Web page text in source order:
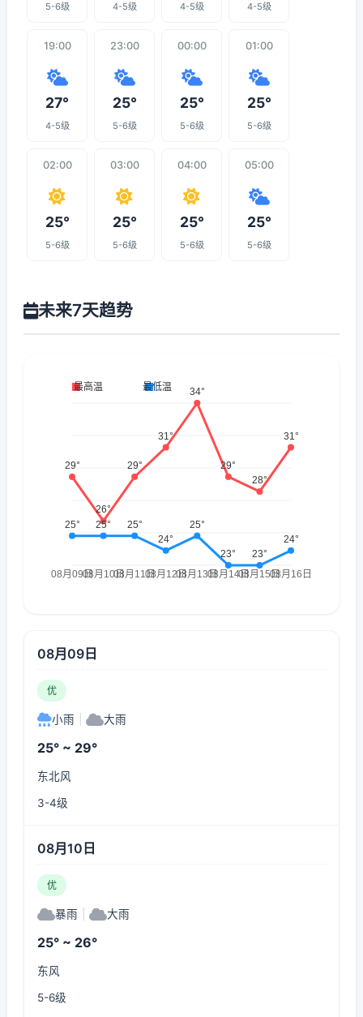
5-6级 4-5级 4-5级 4-5级
19:00
27°
4-5级
23:00
25°
5-6级
00:00
25°
5-6级
01:00
25°
5-6级
02:00
25°
5-6级
03:00
25°
5-6级
04:00
25°
5-6级
05:00
25°
5-6级
未来7天趋势
08月09日
优
小雨 大雨
25° ~ 29°
东北风
3-4级
08月10日
优
暴雨 大雨
25° ~ 26°
东风
5-6级